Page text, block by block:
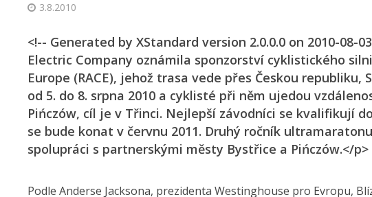
3.8.2010
<!-- Generated by XStandard version 2.0.0.0 on 2010-08-
Electric Company oznámila sponzorství cyklistického
Europe (RACE), jehož trasa vede přes Českou
od 5. do 8. srpna 2010 a cyklisté při něm ujedou
Pińczów, cíl je v Třinci. Nejlepší závodníci se kvalifikují
se bude konat v červnu 2011. Druhý ročník
spolupráci s partnerskými městy Bystřice a Pińczów.</p>
Podle Anderse Jacksona, prezidenta Westinghouse pro Evropu,